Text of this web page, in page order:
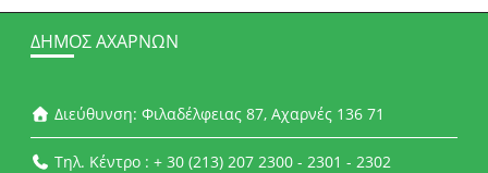
ΔΉΜΟΣ ΑΧΑΡΝΏΝ
Διεύθυνση: Φιλαδέλφειας 87, Αχαρνές 136 71
Τηλ. Κέντρο : + 30 (213) 207 2300 - 2301 - 2302